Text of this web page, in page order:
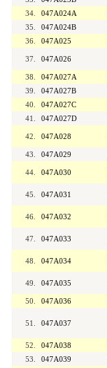
34.
047A024A
35.
047A024B
36.
047A025
37. 047A026
38.
047A027A
39.
047A027B
40.
047A027C
41.
047A027D
42. 047A028
43.
047A029
44. 047A030
45. 047A031
46. 047A032
47. 047A033
48. 047A034
49. 047A035
50.
047A036
51. 047A037
52.
047A038
53.
047A039